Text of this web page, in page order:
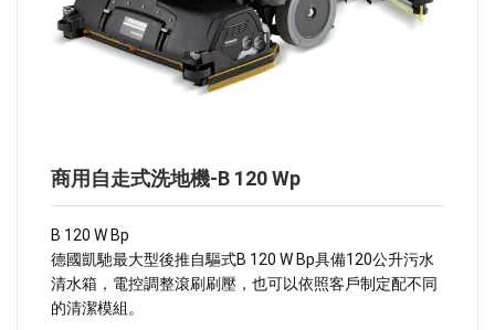
商用自走式洗地機-B 120 Wp
B 120 W Bp
德國凱馳最大型後推自驅式B 120 W Bp具備120公升污水
清水箱，電控調整滾刷刷壓，也可以依照客戶制定配不同
的清潔模組。